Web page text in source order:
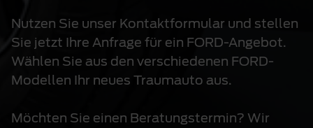
Nutzen Sie unser Kontaktformular und stellen
Sie jetzt Ihre Anfrage für ein FORD-Angebot.
Wählen Sie aus den verschiedenen FORD-
Modellen Ihr neues Traumauto aus.
Möchten Sie einen Beratungstermin? Wir